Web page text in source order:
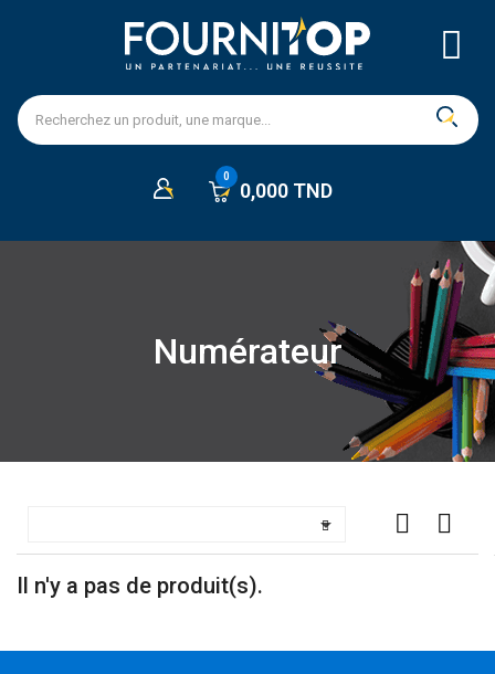
0,000 TND
Numérateur

Il n'y a pas de produit(s).